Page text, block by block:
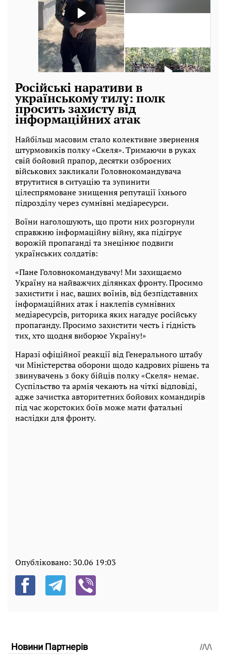
Російські наративи в
українському тилу: полк
просить захисту від
інформаційних атак
Найбільш масовим стало колективне звернення
штурмовиків полку «Скеля». Тримаючи в руках
свій бойовий прапор, десятки озброєних
військових закликали Головнокомандувача
втрутитися в ситуацію та зупинити
цілеспрямоване знищення репутації їхнього
підрозділу через сумнівні медіаресурси.
Воїни наголошують, що проти них розгорнули
справжню інформаційну війну, яка підігрує
ворожій пропаганді та знецінює подвиги
українських солдатів:
«Пане Головнокомандувачу! Ми захищаємо
Україну на найважчих ділянках фронту. Просимо
захистити і нас, ваших воїнів, від безпідставних
інформаційних атак і наклепів сумнівних
медіаресурсів, риторика яких нагадує російську
пропаганду. Просимо захистити честь і гідність
тих, хто щодня виборює Україну!»
Наразі офіційної реакції від Генерального штабу
чи Міністерства оборони щодо кадрових рішень та
звинувачень з боку бійців полку «Скеля» немає.
Суспільство та армія чекають на чіткі відповіді,
адже зачистка авторитетних бойових командирів
під час жорстоких боїв може мати фатальні
наслідки для фронту.
Опубліковано: 30.06 19:03